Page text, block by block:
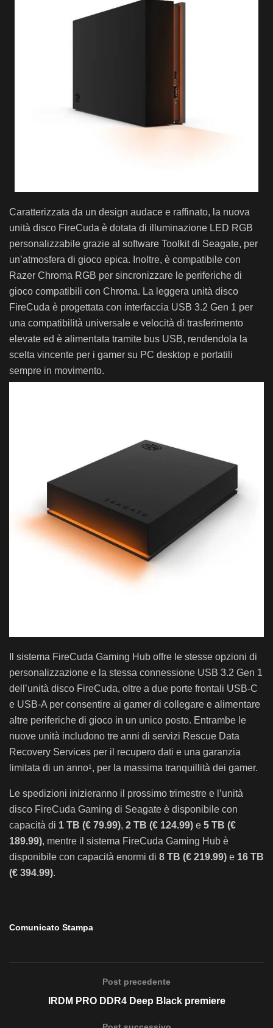
Caratterizzata da un design audace e raffinato, la nuova
unità disco FireCuda è dotata di illuminazione LED RGB
personalizzabile grazie al software Toolkit di Seagate, per
un’atmosfera di gioco epica. Inoltre, è compatibile con
Razer Chroma RGB per sincronizzare le periferiche di
gioco compatibili con Chroma. La leggera unità disco
FireCuda è progettata con interfaccia USB 3.2 Gen 1 per
una compatibilità universale e velocità di trasferimento
elevate ed è alimentata tramite bus USB, rendendola la
scelta vincente per i gamer su PC desktop e portatili
sempre in movimento.
Il sistema FireCuda Gaming Hub offre le stesse opzioni di
personalizzazione e la stessa connessione USB 3.2 Gen 1
dell’unità disco FireCuda, oltre a due porte frontali USB-C
e USB-A per consentire ai gamer di collegare e alimentare
altre periferiche di gioco in un unico posto. Entrambe le
nuove unità includono tre anni di servizi Rescue Data
Recovery Services per il recupero dati e una garanzia
limitata di un anno1 , per la massima tranquillità dei gamer.
Le spedizioni inizieranno il prossimo trimestre e l’unità
disco FireCuda Gaming di Seagate è disponibile con
capacità di 1 TB (€ 79.99), 2 TB (€ 124.99) e 5 TB (€
189.99), mentre il sistema FireCuda Gaming Hub è
disponibile con capacità enormi di 8 TB (€ 219.99) e 16 TB
(€ 394.99).
Comunicato Stampa
Post precedente
IRDM PRO DDR4 Deep Black premiere